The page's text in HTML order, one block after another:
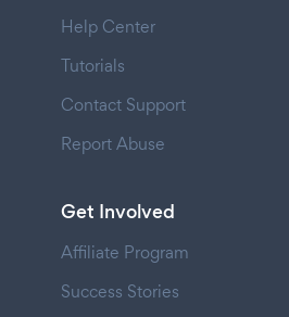
Help Center
Tutorials
Contact Support
Report Abuse
Get Involved
Affiliate Program
Success Stories